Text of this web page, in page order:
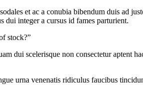
et ac a conubia bibendum duis ad
dui integer a cursus id fames parturient.
stock?”
dui scelerisque non consectetur aptent
urna venenatis ridiculus faucibus